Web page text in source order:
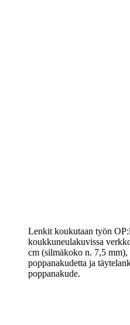
Lenkit koukutaan työn
koukkuneulakuvissa
cm (silmäkoko n. 7,5
poppanakudetta ja
poppanakude.